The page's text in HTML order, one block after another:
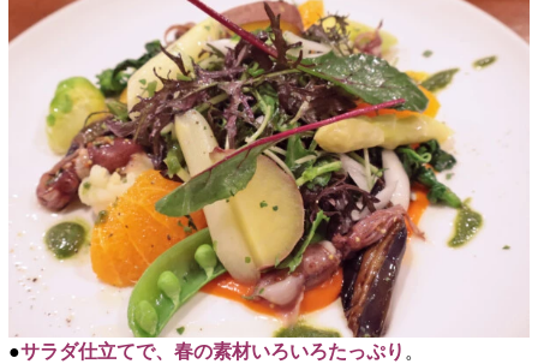
●サラダ仕立てで、春の素材いろいろたっぷり 。